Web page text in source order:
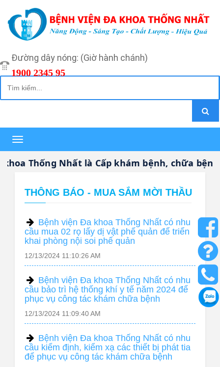
Đường dây nóng: (Giờ hành chánh)
1900 2345 95
Toggle
navigation
Thống Nhất là Cấp khám bệnh, chữa bệnh
THÔNG BÁO - MUA SẮM MỜI THẦU
Bệnh viện Đa khoa Thống Nhất có nhu
cầu mua 02 rọ lấy dị vật phế quản để triển
khai phòng nội soi phế quản
12/13/2024 11:10:26 AM
Bệnh viện Đa khoa Thống Nhất có nhu
cầu bảo trì hệ thống khí y tế năm 2024 để
phục vụ công tác khám chữa bệnh
12/13/2024 11:09:40 AM
Bệnh viện Đa khoa Thống Nhất có nhu
cầu kiểm định, kiểm xạ các thiết bị phát tia
để phục vụ công tác khám chữa bệnh